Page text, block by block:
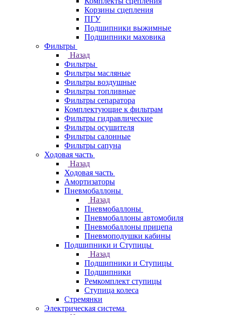
Корзины сцепления
ПГУ
Подшипники выжимные
Подшипники маховика
Фильтры
Назад
Фильтры
Фильтры масляные
Фильтры воздушные
Фильтры топливные
Фильтры сепаратора
Комплектующие к фильтрам
Фильтры гидравлические
Фильтры осушителя
Фильтры салонные
Фильтры сапуна
Ходовая часть
Назад
Ходовая часть
Амортизаторы
Пневмобаллоны
Назад
Пневмобаллоны
Пневмобаллоны автомобиля
Пневмобаллоны прицепа
Пневмоподушки кабины
Подшипники и Ступицы
Назад
Подшипники и Ступицы
Подшипники
Ремкомплект ступицы
Ступица колеса
Стремянки
Электрическая система